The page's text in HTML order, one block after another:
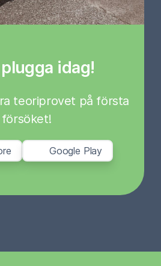
idag!
teoriprovet på första
försöket!
Google Play